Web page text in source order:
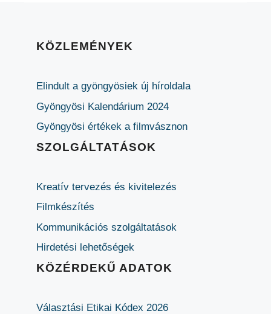
KÖZLEMÉNYEK
Elindult a gyöngyösiek új híroldala
Gyöngyösi Kalendárium 2024
Gyöngyösi értékek a filmvásznon
SZOLGÁLTATÁSOK
Kreatív tervezés és kivitelezés
Filmkészítés
Kommunikációs szolgáltatások
Hirdetési lehetőségek
KÖZÉRDEKŰ ADATOK
Választási Etikai Kódex 2026